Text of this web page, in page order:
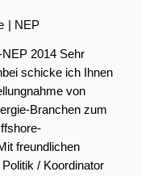
NEP
2014 Sehr
schicke ich Ihnen
von
Branchen zum
freundlichen
/ Koordinator